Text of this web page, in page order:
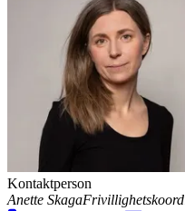
Kontaktperson
Anette Skaga